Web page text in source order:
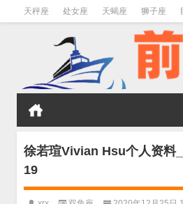
天秤座 处女座 天蝎座 狮子座
徐若瑄Vivian Hsu个人资料
19